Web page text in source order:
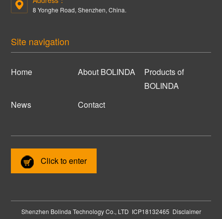
8 Yonghe Road, Shenzhen, China.
Site navigation
Home About BOLINDA
Products of
BOLINDA
News
Contact
Click to enter
Shenzhen Bolinda Technology Co., LTD ICP18132465 Disclaimer